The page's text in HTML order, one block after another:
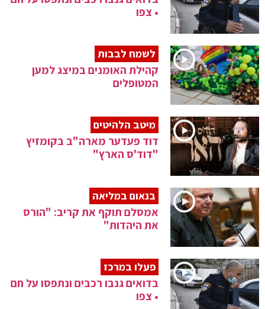
• צפו
לשמח לבבות
קהילת האומנים במיצג למען
המטופלים
מיטב הלהיטים
דוד פעדער מארה"ב בקומזיץ
"דוד'ס הארץ"
בנאום במליאה
אמסלם תוקף את קריב: "הורס
את היהדות"
פעלו במרכז
בדואים גנבו רכבים ונתפסו על חם
• צפו